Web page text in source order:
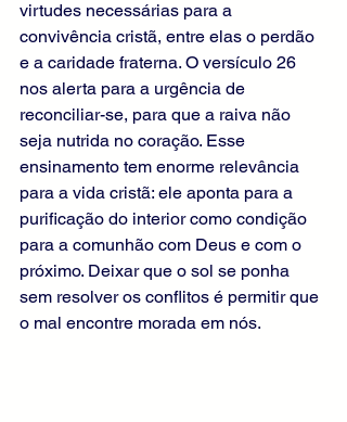
virtudes necessárias para a
convivência cristã, entre elas o perdão
e a caridade fraterna. O versículo 26
nos alerta para a urgência de
reconciliar-se, para que a raiva não
seja nutrida no coração. Esse
ensinamento tem enorme relevância
para a vida cristã: ele aponta para a
purificação do interior como condição
para a comunhão com Deus e com o
próximo. Deixar que o sol se ponha
sem resolver os conflitos é permitir que
o mal encontre morada em nós.